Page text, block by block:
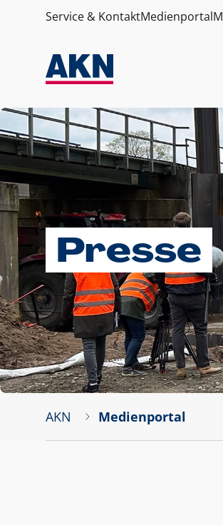
Service & KontaktMedienportal
Presse
AKN Medienportal